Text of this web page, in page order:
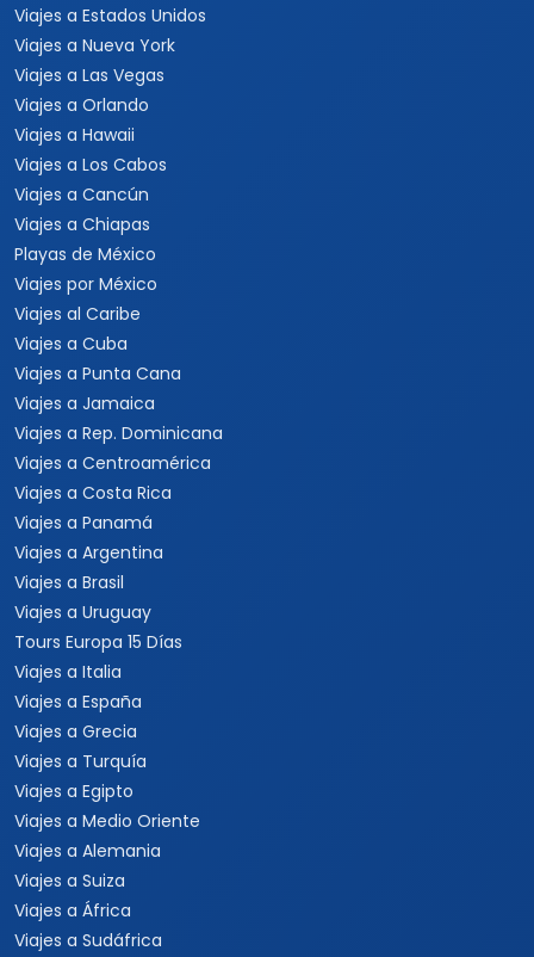
Viajes a Estados Unidos
Viajes a Nueva York
Viajes a Las Vegas
Viajes a Orlando
Viajes a Hawaii
Viajes a Los Cabos
Viajes a Cancún
Viajes a Chiapas
Playas de México
Viajes por México
Viajes al Caribe
Viajes a Cuba
Viajes a Punta Cana
Viajes a Jamaica
Viajes a Rep. Dominicana
Viajes a Centroamérica
Viajes a Costa Rica
Viajes a Panamá
Viajes a Argentina
Viajes a Brasil
Viajes a Uruguay
Tours Europa 15 Días
Viajes a Italia
Viajes a España
Viajes a Grecia
Viajes a Turquía
Viajes a Egipto
Viajes a Medio Oriente
Viajes a Alemania
Viajes a Suiza
Viajes a África
Viajes a Sudáfrica